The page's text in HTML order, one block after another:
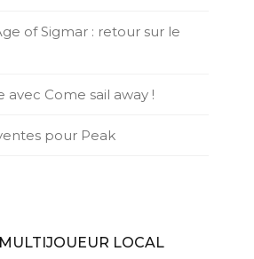
of Sigmar : retour sur le
avec Come sail away !
pour Peak
LOCAL